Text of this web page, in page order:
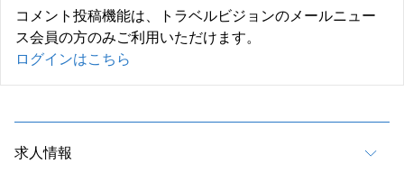
コメント投稿機能は、トラベルビジョンのメールニュー
ス会員の方のみご利用いただけます。
ログインはこちら
求人情報